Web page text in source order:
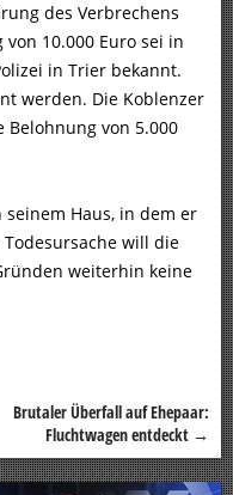
des Verbrechens
10.000 Euro sei in
in Trier bekannt.
werden. Die Koblenzer
von 5.000
seinem Haus, in dem er
will die
weiterhin keine
Brutaler Überfall auf Ehepaar:
Fluchtwagen entdeckt →